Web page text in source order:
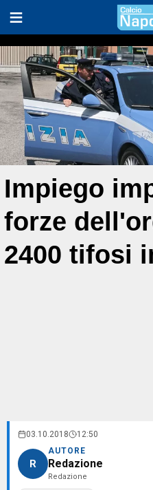
Impiego
forze
2400 tifosi
03.10.2018 12:50
R
AUTORE
Redazione
Redazione